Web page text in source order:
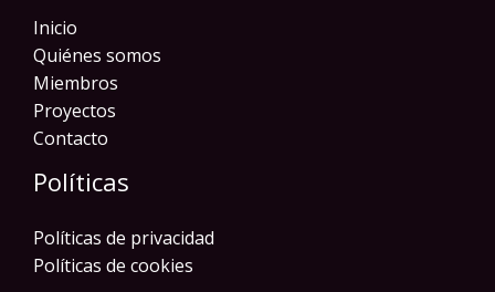
Inicio
Quiénes somos
Miembros
Proyectos
Contacto
Políticas
Políticas de privacidad
Políticas de cookies